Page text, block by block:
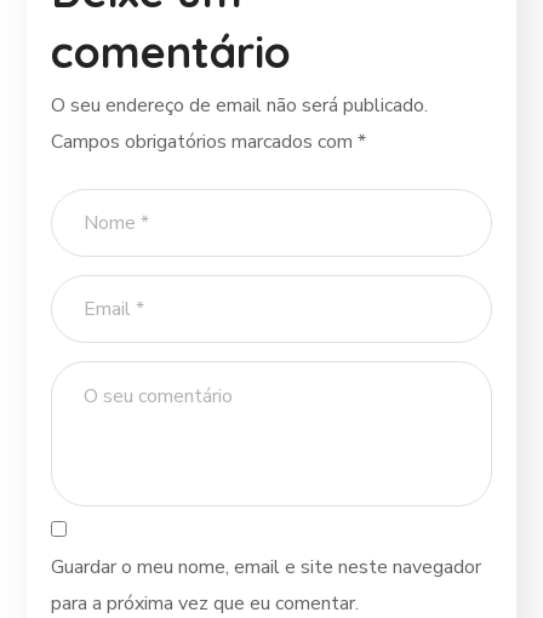
comentário
O seu endereço de email não será publicado.
Campos obrigatórios marcados com*
Guardar o meu nome, email e site neste navegador
para a próxima vez que eu comentar.